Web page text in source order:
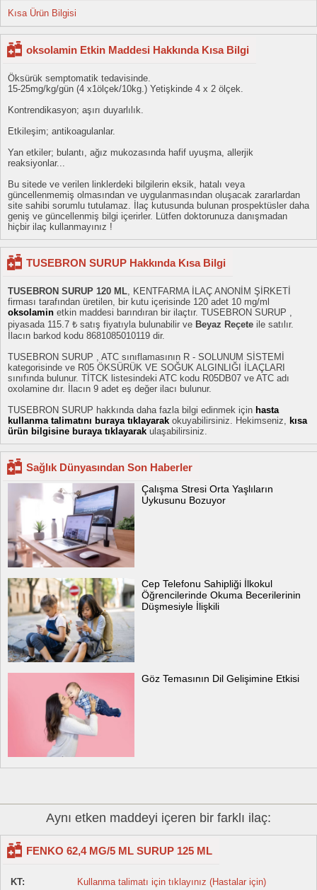
Kısa Ürün Bilgisi
oksolamin Etkin Maddesi Hakkında Kısa Bilgi
Öksürük semptomatik tedavisinde.
15-25mg/kg/gün (4 x1ölçek/10kg.) Yetişkinde 4 x 2 ölçek.
Kontrendikasyon; aşırı duyarlılık.
Etkileşim; antikoagulanlar.
Yan etkiler; bulantı, ağız mukozasında hafif uyuşma, allerjik
reaksiyonlar...
Bu sitede ve verilen linklerdeki bilgilerin eksik, hatalı veya
güncellenmemiş olmasından ve uygulanmasından oluşacak zararlardan
site sahibi sorumlu tutulamaz. İlaç kutusunda bulunan prospektüsler daha
geniş ve güncellenmiş bilgi içerirler. Lütfen doktorunuza danışmadan
hiçbir ilaç kullanmayınız !
TUSEBRON SURUP Hakkında Kısa Bilgi
TUSEBRON SURUP 120 ML, KENTFARMA İLAÇ ANONİM ŞİRKETİ
firması tarafından üretilen, bir kutu içerisinde 120 adet 10 mg/ml
oksolamin etkin maddesi barındıran bir ilaçtır. TUSEBRON SURUP ,
piyasada 115.7 ₺ satış fiyatıyla bulunabilir ve Beyaz Reçete ile satılır.
İlacın barkod kodu 8681085010119 dir.
TUSEBRON SURUP , ATC sınıflamasının R - SOLUNUM SİSTEMİ
kategorisinde ve R05 ÖKSÜRÜK VE SOĞUK ALGINLIĞI İLAÇLARI
sınıfında bulunur. TİTCK listesindeki ATC kodu R05DB07 ve ATC adı
oxolamine dır. İlacın 9 adet eş değer ilacı bulunur.
TUSEBRON SURUP hakkında daha fazla bilgi edinmek için hasta
kullanma talimatını buraya tıklayarak okuyabilirsiniz. Hekimseniz, kısa
ürün bilgisine buraya tıklayarak ulaşabilirsiniz.
Sağlık Dünyasından Son Haberler
Çalışma Stresi Orta Yaşlıların
Uykusunu Bozuyor
Cep Telefonu Sahipliği İlkokul
Öğrencilerinde Okuma Becerilerinin
Düşmesiyle İlişkili
Göz Temasının Dil Gelişimine Etkisi
Aynı etken maddeyi içeren bir farklı ilaç:
FENKO 62,4 MG/5 ML SURUP 125 ML
KT: Kullanma talimatı için tıklayınız (Hastalar için)